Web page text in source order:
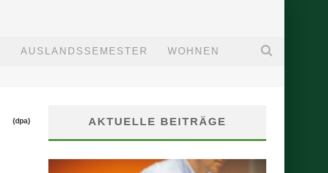
AUSLANDSSEMESTER WOHNEN
(dpa) AKTUELLE BEITRÄGE